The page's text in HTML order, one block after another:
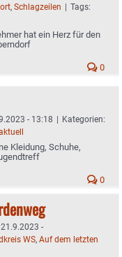
, Schlagzeilen | Tags:
hat ein Herz für den
0
- 13:18 | Kategorien:
Kleidung, Schuhe,
0
21.9.2023 -
WS, Auf dem letzten